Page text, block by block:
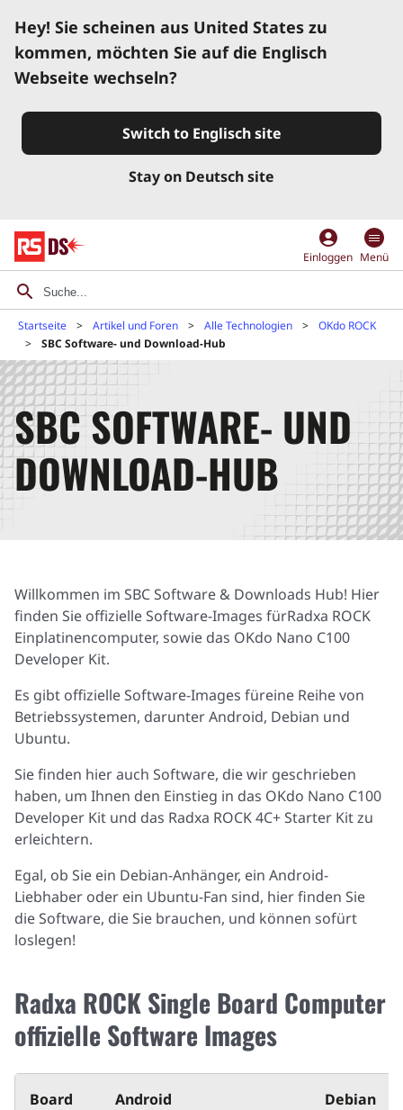
Hey! Sie scheinen aus United States zu
kommen, möchten Sie auf die Englisch
Webseite wechseln?
Switch to Englisch site
Stay on Deutsch site
account_circle
Einloggen Menü
Startseite Artikel und Foren Alle Technologien
OKdo ROCK
SBC Software- und Download-Hub
SBC SOFTWARE- UND
DOWNLOAD-HUB
Willkommen im SBC Software & Downloads Hub! Hier
finden Sie offizielle Software-Images fürRadxa ROCK
Einplatinencomputer, sowie das OKdo Nano C100
Developer Kit.
Es gibt offizielle Software-Images füreine Reihe von
Betriebssystemen, darunter Android, Debian und
Ubuntu.
Sie finden hier auch Software, die wir geschrieben
haben, um Ihnen den Einstieg in das OKdo Nano C100
Developer Kit und das Radxa ROCK 4C+ Starter Kit zu
erleichtern.
Egal, ob Sie ein Debian-Anhänger, ein Android-
Liebhaber oder ein Ubuntu-Fan sind, hier finden Sie
die Software, die Sie brauchen, und können sofürt
loslegen!
Radxa ROCK Single Board Computer
offizielle Software Images
Board Android Debian